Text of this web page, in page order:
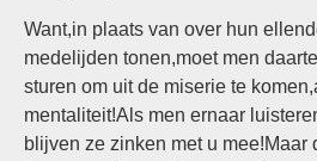
Want,in plaats van over hun
medelijden tonen,moet men
sturen om uit de miserie te
mentaliteit!Als men ernaar
blijven ze zinken met u mee!Maar